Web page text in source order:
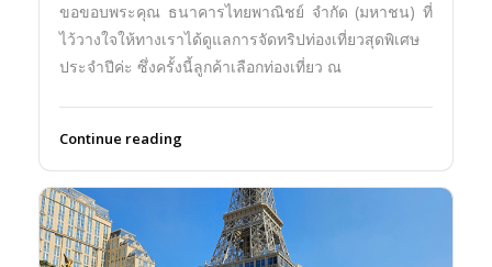
ขอขอบพระคุณ ธนาคารไทยพาณิชย์ จำกัด (มหาชน) ที่
ไว้วางใจให้ทางเราได้ดูแลการจัดทริปท่องเที่ยวสุดพิเศษ
ประจำปีค่ะ ซึ่งครั้งนี้ลูกค้าเลือกท่องเที่ยว ณ
Continue reading